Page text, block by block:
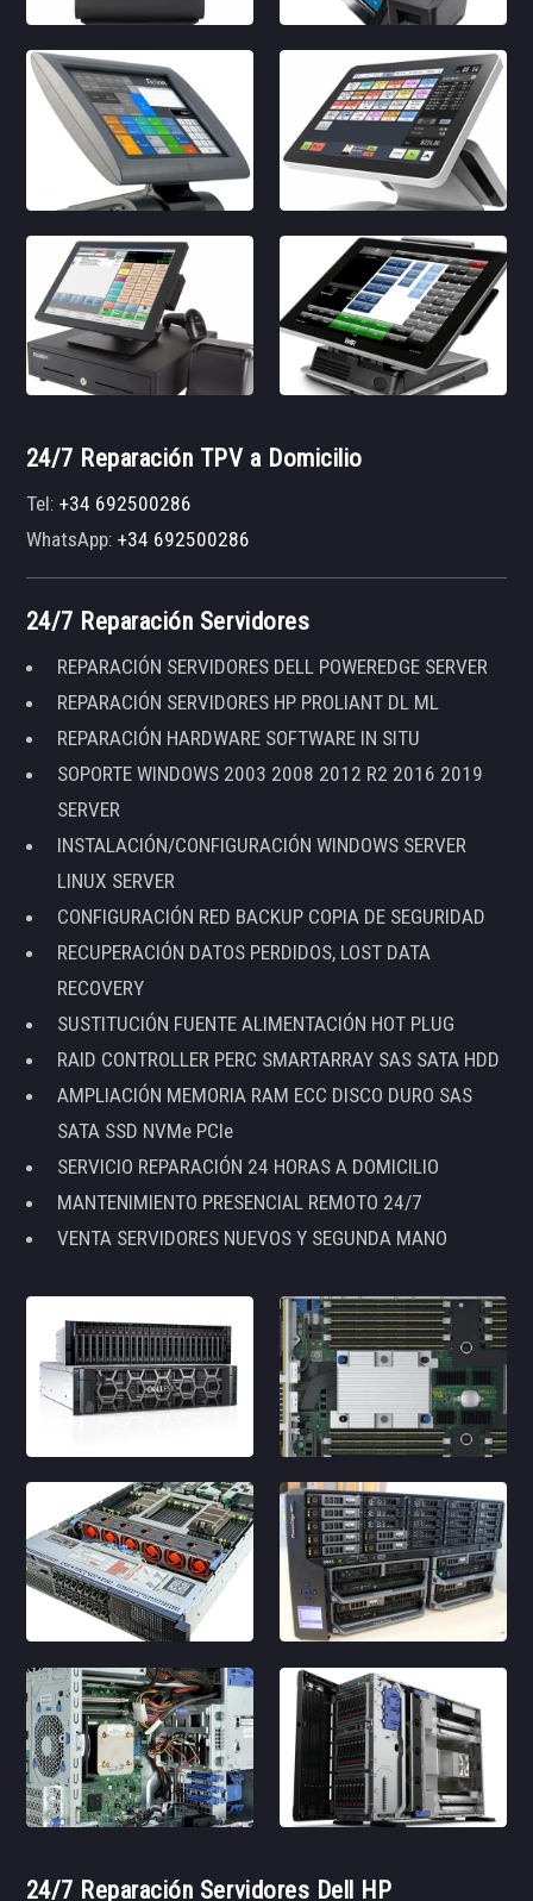
24/7 Reparación TPV a Domicilio
Tel:+34 692500286
WhatsApp:+34 692500286
24/7 Reparación Servidores
REPARACIÓN SERVIDORES DELL POWEREDGE SERVER
REPARACIÓN SERVIDORES HP PROLIANT DL ML
REPARACIÓN HARDWARE SOFTWARE IN SITU
SOPORTE WINDOWS 2003 2008 2012 R2 2016 2019
SERVER
INSTALACIÓN/CONFIGURACIÓN WINDOWS SERVER
LINUX SERVER
CONFIGURACIÓN RED BACKUP COPIA DE SEGURIDAD
RECUPERACIÓN DATOS PERDIDOS, LOST DATA
RECOVERY
SUSTITUCIÓN FUENTE ALIMENTACIÓN HOT PLUG
RAID CONTROLLER PERC SMARTARRAY SAS SATA HDD
AMPLIACIÓN MEMORIA RAM ECC DISCO DURO SAS
SATA SSD NVMe PCIe
SERVICIO REPARACIÓN 24 HORAS A DOMICILIO
MANTENIMIENTO PRESENCIAL REMOTO 24/7
VENTA SERVIDORES NUEVOS Y SEGUNDA MANO
24/7 Reparación Servidores Dell HP